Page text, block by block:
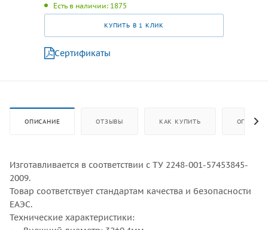
Есть в наличии: 1875
КУПИТЬ В 1 КЛИК
Сертификаты
ОПИСАНИЕ ОТЗЫВЫ КАК КУПИТЬ ОПЛАТА
Изготавливается в соответствии с ТУ 2248-001-57453845-
2009.
Товар соответствует стандартам качества и безопасности
ЕАЭС.
Технические характеристики: